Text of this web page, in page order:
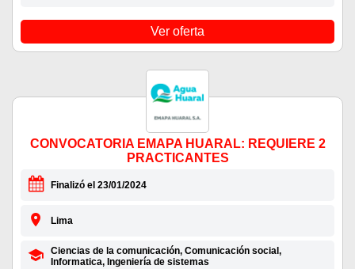
Ver oferta
CONVOCATORIA EMAPA HUARAL: REQUIERE 2
PRACTICANTES
Finalizó el 23/01/2024
Lima
Ciencias de la comunicación, Comunicación social,
Informatica, Ingeniería de sistemas